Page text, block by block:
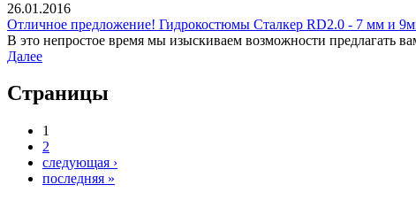
26.01.2016
Отличное предложение! Гидрокостюмы Сталкер RD2.0 - 7 мм и
В это непростое время мы изыскиваем возможности предлагать
Далее
Страницы
1
2
следующая ›
последняя »